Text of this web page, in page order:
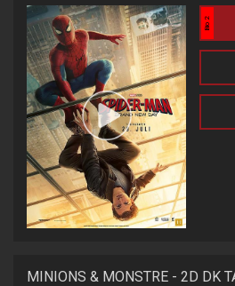
Bio 2
MINIONS & MONSTRE - 2D DK